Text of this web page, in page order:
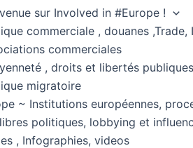
sur Involved in #Europe !
commerciale , douanes ,Trade,
commerciales
, droits et libertés
migratoire
~ Institutions européennes,
politiques, lobbying et
, Infographies, videos